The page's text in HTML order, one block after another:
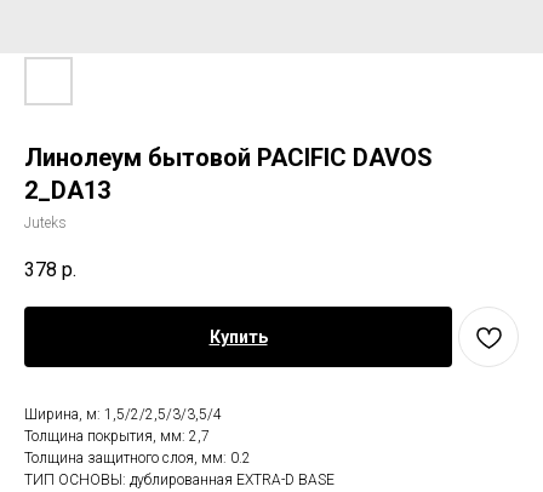
Линолеум бытовой PACIFIC DAVOS
2_DA13
Juteks
378 р.
Купить
Ширина, м: 1,5/2/2,5/3/3,5/4
Толщина покрытия, мм: 2,7
Толщина защитного слоя, мм: 0.2
ТИП ОСНОВЫ: дублированная EXTRA-D BASE